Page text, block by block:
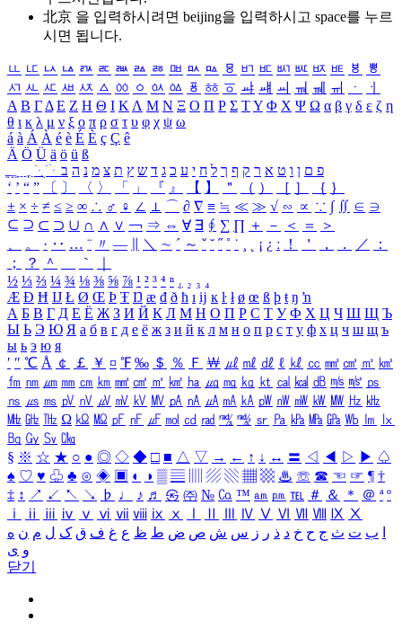
北京 을 입력하시려면 beijing을 입력하시고 space를 누르
시면 됩니다.
ㅥ ㅦ ㅧ ㅨ ㅩ ㅪ ㅫ ㅬ ㅭ ㅮ ㅯ ㅰ ㅱ ㅲ ㅳ ㅴ ㅵ ㅶ ㅷ ㅸ
ㅹ
ㅺ ㅻ ㅼ ㅽ ㅾ ㅿ ㆀ ㆁ ㆂ ㆃ ㆄ ㆅ ㆆ ㆇ ㆈ ㆉ ㆊ ㆋ ㆌ ㆍ
ㆎ
Α Β ΓΔ Ε Ζ Η Θ Ι ΚΛ Μ Ν Ξ Ο Π Ρ Σ ΤΥ Φ Χ Ψ Ω α β γ δ ε ζ η
θ ι κ λ μ ν ξ ο π ρ σ τ υ φ χ ψ ω
á à Á À é è É È ç Ç ê
Ä Ö Ü ä ö ü ß
ִֶֹ ֻּ ׁׂ פ ם ן ו ט א ר ק ף ך ל ח י ע כ ג ד ש ץ ת צ מ נ ה ב
‘ ’ “ ” 〔 〕 〈 〉 「 」 『 』 【 】 ＂ （ ） ［ ］ ｛ ｝
± × ÷ ≠ ≤ ≥ ∞ ∴ ♂ ♀ ∠ ⊥ ⌒ ∂ ∇ ≡ ≒ ≪ ≫ √ ∽ ∝ ∵ ∫ ∬ ∈ ∋
⊆ ⊇ ⊂ ⊃ ∪ ∩ ∧ ∨ ￢ ⇒ ⇔ ∀ ∃ ∮ ∑ ∏ ＋ － ＜ ＝
＞
、
。 · ‥ … ¨ 〃 ― ＼ ∼ ´ ～ ˇ ˘ ˝ ˚ ˙ ¸ ¡ ¿ ː ！ ＇ ， ． ／
：
；
？ ＾ ｀
½ ⅓ ⅔ ¼ ¾ ⅛ ⅜ ⅝ ⅞ ¹ ² ³ ⁴ ⁿ ₁ ₂ ₃ ₄
Æ Ð Ħ Ĳ Ł Ø Œ Þ Ŧ Ŋ æ đ ð ħ ı ĳ ĸ ŀ ł ø œ ß þ ŧ ŋ ŉ
А Б В Г Д Е Ё Ж З И Й К Л М Н О П Р С Т У Ф Х Ц Ч Ш Щ Ъ
Ы Ь Э Ю Я а б в г д е ё ж з и й к л м н о п р с т у ф х ц ч ш щ ъ
ы ь э ю я
′ ″ ℃ Å ￠ ￡ ￥ ¤ ℉ ‰ ＄ ％ Ｆ ￦ ㎕ ㎖ ㎗ ℓ ㎘ ㏄ ㎣ ㎤ ㎥ ㎦
㎙ ㎚ ㎛ ㎜ ㎝ ㎞ ㎟ ㎠ ㎡ ㎢ ㏊ ㎍ ㎎ ㎏ ㏏ ㎈ ㎉ ㏈ ㎧ ㎨ ㎰
㎱ ㎲ ㎳ ㎴ ㎵ ㎶ ㎷ ㎸ ㎹ ㎀ ㎁ ㎂ ㎃ ㎄ ㎺ ㎻ ㎽ ㎾ ㎿ ㎐ ㎑
㎒ ㎓ ㎔ Ω ㏀ ㏁ ㎊ ㎋ ㎌ ㏖ ㏅ ㎭ ㎮ ㎯ ㏛ ㎩ ㎪ ㎫ ㎬ ㏝ ㏐
㏓
㏃ ㏉ ㏜ ㏆
§ ※ ☆ ★ ○ ● ◎ ◇ ◆ □ ■ △ ▽ → ← ↑ ↓ ↔ 〓 ◁ ◀ ▷ ▶ ♤
♠ ♡ ♥ ♧ ♣ ⊙ ◈ ▣ ◐ ◑ ▒ ▤ ▨ ▧ ▦ ▩ ♨ ☏ ☎ ☜ ☞ ¶ †
‡ ↕ ↗ ↙ ↖ ↘ ♭ ♩ ♪ ♬ ㉿ ㈜ № ㏇ ™ ㏂ ㏘ ℡ ＃ ＆ ＊ ＠ ª º
ⅰ
ⅱ ⅲ ⅳ ⅴ ⅵ ⅶ ⅷ ⅸ ⅹ Ⅳ Ⅴ Ⅵ Ⅶ Ⅷ Ⅸ Ⅹ
ب ت ث ج ح خ د ذ ر ز س ش ص ض ط ظ ع غ ف ق ک ل م ن ه
و ی
닫기